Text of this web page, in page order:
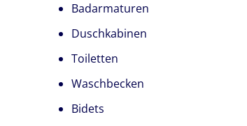
Badarmaturen
Duschkabinen
Toiletten
Waschbecken
Bidets